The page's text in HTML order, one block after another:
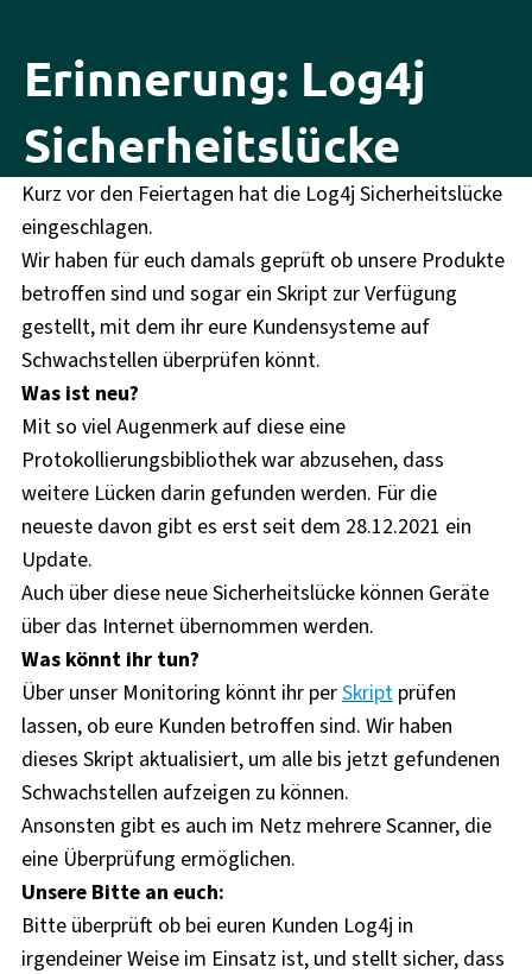
Erinnerung: Log4j
Sicherheitslücke
Kurz vor den Feiertagen hat die Log4j Sicherheitslücke
eingeschlagen.
Wir haben für euch damals geprüft ob unsere Produkte
betroffen sind und sogar ein Skript zur Verfügung
gestellt, mit dem ihr eure Kundensysteme auf
Schwachstellen überprüfen könnt.
Was ist neu?
Mit so viel Augenmerk auf diese eine
Protokollierungsbibliothek war abzusehen, dass
weitere Lücken darin gefunden werden. Für die
neueste davon gibt es erst seit dem 28.12.2021 ein
Update.
Auch über diese neue Sicherheitslücke können Geräte
über das Internet übernommen werden.
Was könnt ihr tun?
Über unser Monitoring könnt ihr perSkriptprüfen
lassen, ob eure Kunden betroffen sind. Wir haben
dieses Skript aktualisiert, um alle bis jetzt gefundenen
Schwachstellen aufzeigen zu können.
Ansonsten gibt es auch im Netz mehrere Scanner, die
eine Überprüfung ermöglichen.
Unsere Bitte an euch:
Bitte überprüft ob bei euren Kunden Log4j in
irgendeiner Weise im Einsatz ist, und stellt sicher, dass